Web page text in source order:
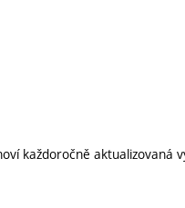
každoročně aktualizovaná